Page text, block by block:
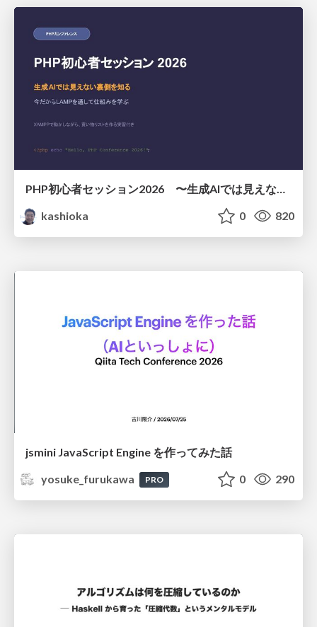
PHP初心者セッション2026 〜生成AIでは見えない裏側を知る：今だからLAMPを通して仕組みを学ぶ〜
kashioka
0 820
jsmini JavaScript Engine を作ってみた話
yosuke_furukawa
PRO 0 290